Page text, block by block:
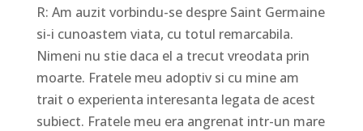
R: Am auzit vorbindu-se despre Saint Germaine
si-i cunoastem viata, cu totul remarcabila.
Nimeni nu stie daca el a trecut vreodata prin
moarte. Fratele meu adoptiv si cu mine am
trait o experienta interesanta legata de acest
subiect. Fratele meu era angrenat intr-un mare